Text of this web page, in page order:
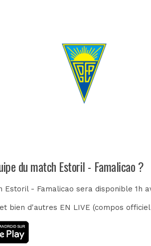
du match Estoril - Famalicao ?
Estoril - Famalicao sera disponible 1h
bien d'autres EN LIVE (compos